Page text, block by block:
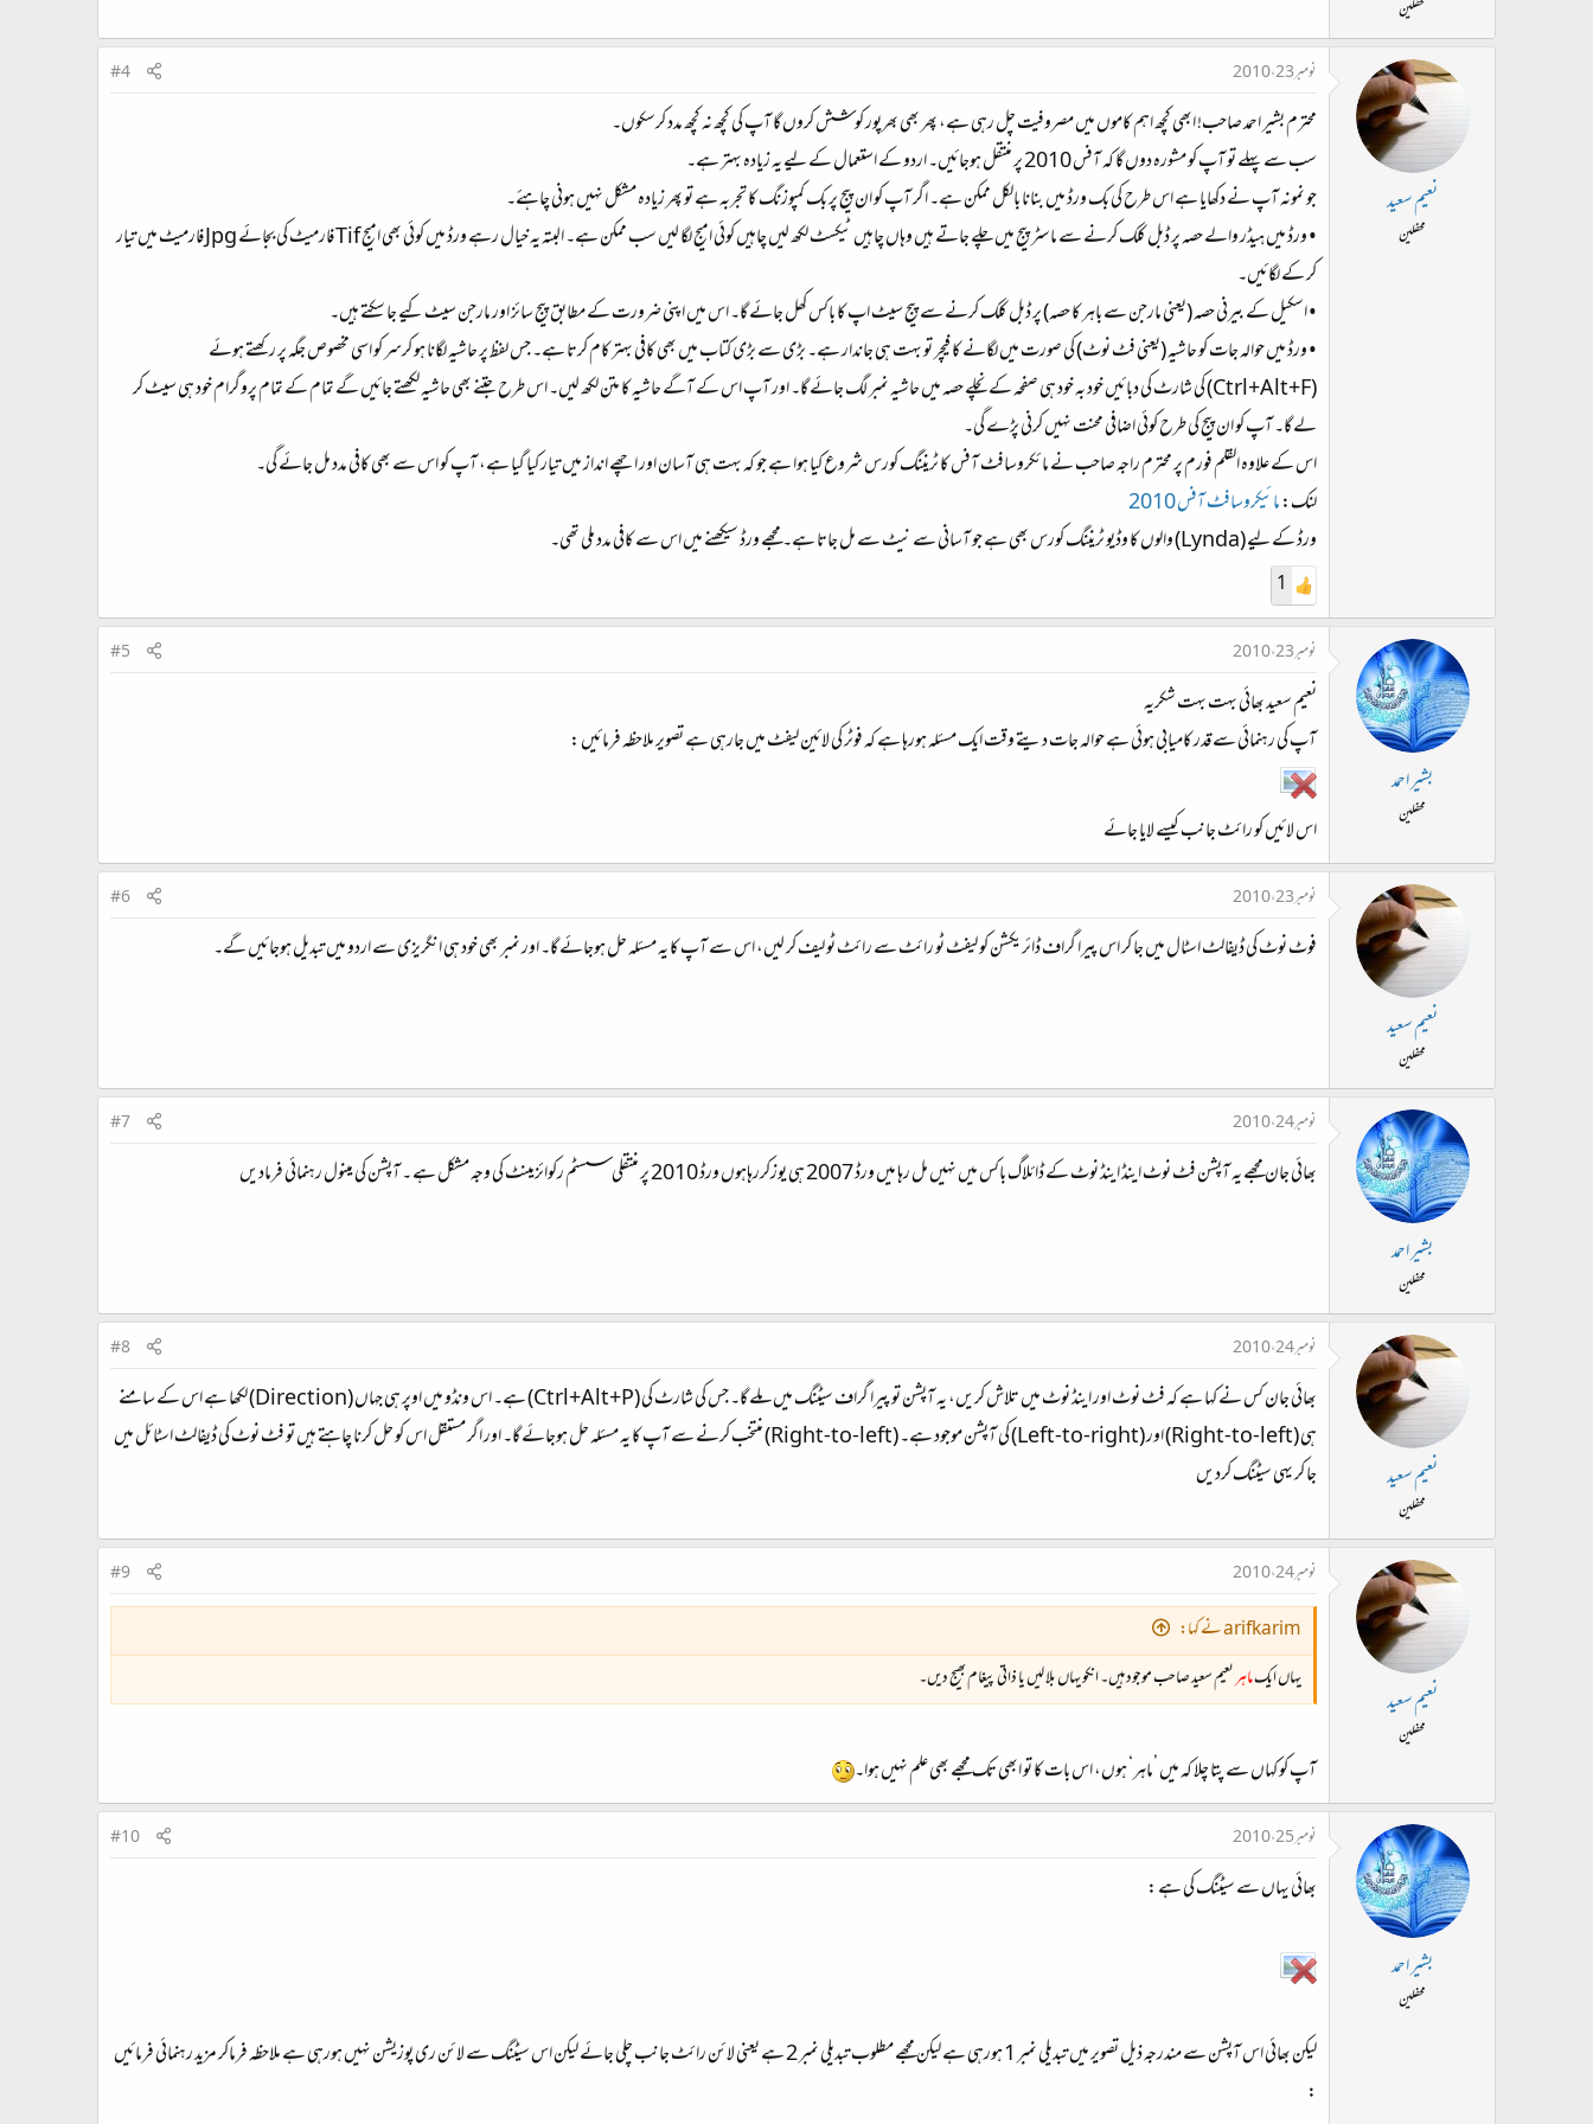
محفلین
نعیم سعید
محفلین
نومبر 23، 2010 #4
محترم بشیر احمد صاحب! ابھی کچھ اہم کاموں میں مصروفیت چل رہی ہے، پھر بھی بھرپور کوشش کروں گا آپ کی کچھ نہ کچھ مدد کرسکوں۔
سب سے پہلے تو آپ کو مشورہ دوں گا کہ آفس 2010 پر منتقل ہوجائیں۔ اردو کے استعمال کے لیے یہ زیادہ بہتر ہے۔
جو نمونہ آپ نے دکھایا ہے اس طرح کی بک ورڈ میں بنانا بالکل ممکن ہے۔ اگر آپ کو ان پیج پر بک کمپوزنگ کا تجربہ ہے تو پھر زیادہ مشکل نہیں ہونی چاہئے۔
• ورڈ میں ہیڈر والے حصہ پر ڈبل کلک کرنے سے ماسٹر پیج میں چلے جاتے ہیں وہاں چاہیں ٹیکسٹ لکھ لیں چاہیں کوئی امیج لگا لیں سب ممکن ہے۔ البتہ یہ خیال رہے ورڈ میں کوئی بھی امیج Tif فارمیٹ کی بجائے Jpg فارمیٹ میں تیار
کر کے لگائیں۔
• اسکیل کے بیرنی حصہ (یعنی مارجن سے باہر کا حصہ) پر ڈبل کلک کرنے سے پیج سیٹ اپ کا باکس کھل جائے گا۔ اس میں اپنی ضرورت کے مطابق پیج سائز اور مارجن سیٹ کیے جا سکتے ہیں۔
• ورڈ میں حوالہ جات کو حاشیہ (یعنی فٹ نوٹ) کی صورت میں لگانے کا فیچر تو بہت ہی جاندار ہے۔ بڑی سے بڑی کتاب میں بھی کافی بہتر کام کرتا ہے۔ جس لفظ پر حاشیہ لگانا ہو کرسر کو اسی مخصوص جگہ پر رکھتے ہوئے
(Ctrl+Alt+F) کی شارٹ کی دبائیں خود بہ خود ہی صفحہ کے نچلے حصہ میں حاشیہ نمبر لگ جائے گا۔ اور آپ اس کے آگے حاشیہ کا متن لکھ لیں۔ اس طرح جتنے بھی حاشیہ لکھتے جائیں گے تمام کے تمام پروگرام خود ہی سیٹ کر
لے گا۔ آپ کو ان پيج كي طرح کوئی اضافی محنت نہیں کرنی پڑے گی۔
اس کے علاوہ القلم فورم پر محترم راجہ صاحب نے مائکروسافٹ آفس کا ٹریننگ کورس شروع کیا ہوا ہے جو کہ بہت ہی آسان اور اچھے انداز میں تیار کیا گیا ہے، آپ کو اس سے بھی کافی مدد مل جائے گی۔
لنک:مائیکروسافٹ آفس 2010
ورڈ کے لیے (Lynda) والوں کا وڈیو ٹریننگ کورس بھی ہے جو آسانی سے نیٹ سے مل جاتا ہے۔ مجھے ورڈ سیکھنے میں اس سے کافی مدد ملی تھی۔
1
بشیر احمد
محفلین
نومبر 23، 2010 #5
نعیم سعید بھائی بہت بہت شکریہ
آپ کی رہنمائی سے قدر کامیابی ہوئی ہے حوالہ جات دیتے وقت ایک مسئلہ ہورہا ہے کہ فوٹر کی لائین لیفٹ میں جارہی ہے تصویر ملاحظہ فرمائیں :
اس لائیں کو رائٹ جانب کیسے لایا جائے
نعیم سعید
محفلین
نومبر 23، 2010 #6
فوٹ نوٹ کی ڈیفالٹ اسٹال میں جا کر اس پیرا گراف ڈائریکشن کو لیفٹ ٹو رائٹ سے رائٹ ٹو لیف کر لیں، اس سے آپ کا یہ مسئلہ حل ہوجائے گا۔ اور نمبر بھی خود ہی انگریزی سے اردو میں تبدیل ہوجائیں گے۔
بشیر احمد
محفلین
نومبر 24، 2010 #7
بھائی جان مجھے یہ آپشن فٹ نوٹ اینڈ اینڈ نوٹ کے ڈائلاگ باکس میں نہیں مل رہا میں ورڈ 2007 ہی یوزکررہاہوں ورڈ 2010 پر منتقلی سسٹم رکوائزمینٹ کی وجہ مشکل ہے ۔ آپشن کی مینول رہنمائی فرمادیں
نعیم سعید
محفلین
نومبر 24، 2010 #8
بھائی جان کس نے کہا ہے کہ فٹ نوٹ اور اینڈ نوٹ میں تلاش کریں، یہ آپشن تو پیرا گراف سیٹنگ میں ملے گا۔ جس کی شارٹ کی (Ctrl+Alt+P) ہے۔ اس ونڈو میں اوپر ہی جہاں (Direction) لکھا ہے اس کے سامنے
ہی (Right-to-left) اور (Left-to-right) کی آپشن موجود ہے۔ (Right-to-left) منتخب کرنے سے آپ کا یہ مسئلہ حل ہوجائے گا۔ اور اگر مستقل اس کو حل کرنا چاہتے ہیں تو فٹ نوٹ کی ڈیفالٹ اسٹائل میں
جا کر یہی سیٹنگ کردیں
نعیم سعید
محفلین
نومبر 24، 2010 #9
arifkarim نے کہا:
یہاں ایکماہرنعیم سعید صاحب موجود ہیں۔ انکو یہاں بلا لیں یا ذاتی پیغام بھیج دیں۔
آپ کو کہاں سے پتا چلا کہ میں ’ماہر‘ ہوں، اس بات کا تو ابھی تک مجھے بھی علم نہیں ہوا۔
بشیر احمد
محفلین
نومبر 25، 2010 #10
بھائی یہاں سے سیٹنگ کی ہے :
لیکن بھائی اس آپشن سے مندرجہ ذیل تصویر میں تبدیلی نمبر 1 ہورہی ہے لیکن مجھے مطلوب تبدیلی نمبر 2 ہے یعنی لائن رائٹ جانب چلی جائے لیکن اس سیٹنگ سے لائن ری پوزیشن نہیں ہورہی ہے ملاحظہ فرماکر مزید رہنمائی فرمائیں
: